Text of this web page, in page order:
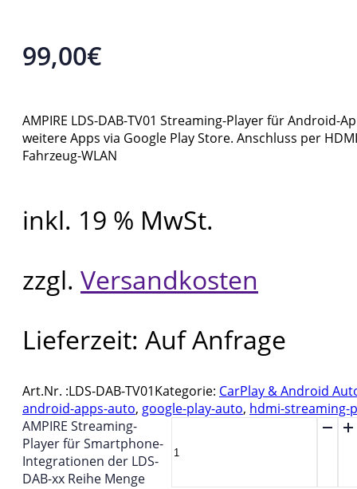
99,00€
AMPIRE LDS-DAB-TV01 Streaming-Player für Android-
weitere Apps via Google Play Store. Anschluss per
Fahrzeug-WLAN
inkl. 19 % MwSt.
zzgl. Versandkosten
Lieferzeit: Auf Anfrage
Art.Nr. :LDS-DAB-TV01Kategorie: CarPlay & Android
android-apps-auto, google-play-auto, hdmi-streaming-
AMPIRE Streaming-
Player für Smartphone-
Integrationen der LDS-
DAB-xx Reihe Menge